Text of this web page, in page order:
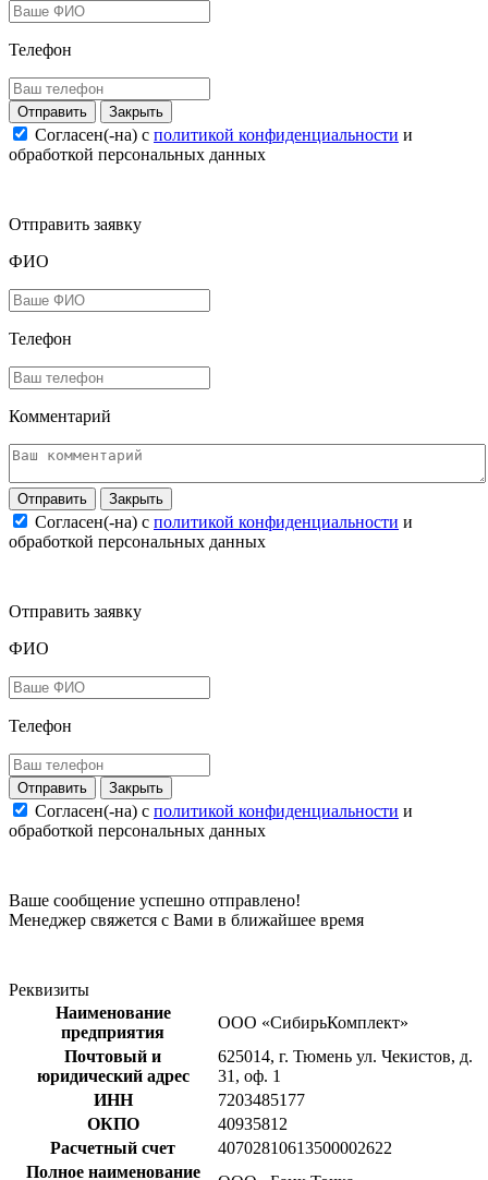
Телефон
Закрыть
Согласен(-на) c политикой конфиденциальности и
обработкой персональных данных
Отправить заявку
ФИО
Телефон
Комментарий
Закрыть
Согласен(-на) c политикой конфиденциальности и
обработкой персональных данных
Отправить заявку
ФИО
Телефон
Закрыть
Согласен(-на) c политикой конфиденциальности и
обработкой персональных данных
Ваше сообщение успешно отправлено!
Менеджер свяжется с Вами в ближайшее время
Реквизиты
Наименование
предприятия
ООО «СибирьКомплект»
Почтовый и
юридический адрес
625014, г. Тюмень ул. Чекистов, д.
31, оф. 1
ИНН
7203485177
ОКПО
40935812
Расчетный счет
40702810613500002622
Полное наименование